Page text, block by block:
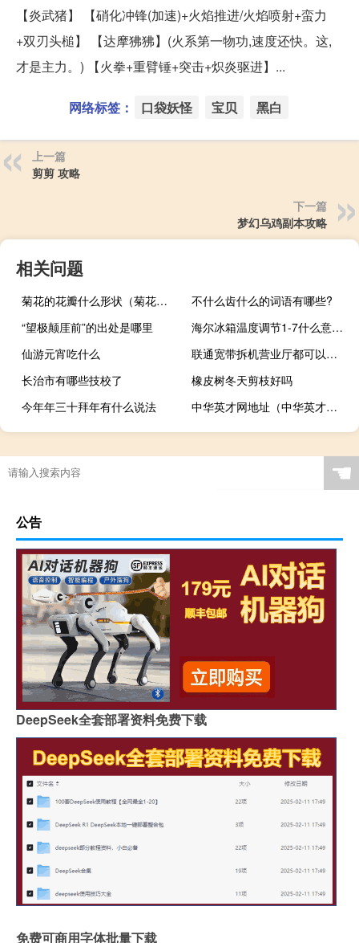
【炎武猪】 【硝化冲锋(加速)+火焰推进/火焰喷射+蛮力
+双刃头槌】 【达摩狒狒】(火系第一物功,速度还快。这,
才是主力。) 【火拳+重臂锤+突击+炽炎驱进】...
网络标签： 口袋妖怪 宝贝 黑白
上一篇
剪剪 攻略
下一篇
梦幻乌鸡副本攻略
相关问题
菊花的花瓣什么形状（菊花花瓣的形状）
不什么齿什么的词语有哪些?
“望极颠厓前”的出处是哪里
海尔冰箱温度调节1-7什么意思（海尔冰箱好不好）
仙游元宵吃什么
联通宽带拆机营业厅都可以办理吗
长治市有哪些技校了
橡皮树冬天剪枝好吗
今年年三十拜年有什么说法
中华英才网地址（中华英才网登陆）
☚
公告
DeepSeek全套部署资料免费下载
免费可商用字体批量下载